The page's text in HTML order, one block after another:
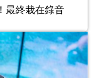
最終栽在錄音